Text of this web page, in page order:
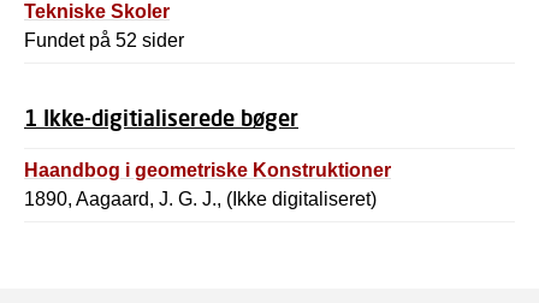
Tekniske Skoler
Fundet på 52 sider
1 Ikke-digitialiserede bøger
Haandbog i geometriske Konstruktioner
1890, Aagaard, J. G. J., (Ikke digitaliseret)